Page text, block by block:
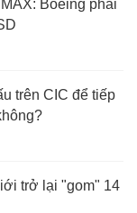
Boeing phải
trên CIC để tiếp
trở lại "gom" 14